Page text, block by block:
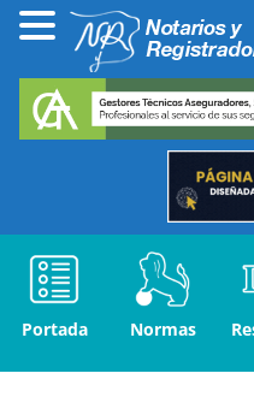
Portada Normas